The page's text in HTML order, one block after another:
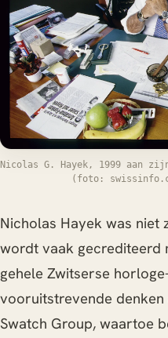
Nicolas G. Hayek, 1999 aan
(foto:
Nicholas Hayek was niet
wordt vaak gecrediteerd
gehele Zwitserse
vooruitstrevende
Swatch Group, waartoe